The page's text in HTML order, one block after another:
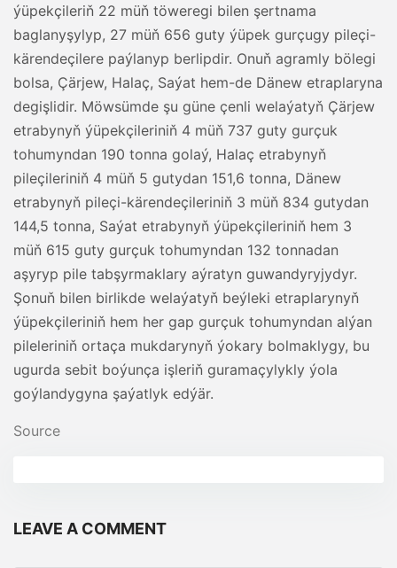
ýüpekçileriň 22 müň töweregi bilen şertnama
baglanyşylyp, 27 müň 656 guty ýüpek gurçugy pileçi-
kärendeçilere paýlanyp berlipdir. Onuň agramly bölegi
bolsa, Çärjew, Halaç, Saýat hem-de Dänew etraplaryna
degişlidir. Möwsümde şu güne çenli welaýatyň Çärjew
etrabynyň ýüpekçileriniň 4 müň 737 guty gurçuk
tohumyndan 190 tonna golaý, Halaç etrabynyň
pileçileriniň 4 müň 5 gutydan 151,6 tonna, Dänew
etrabynyň pileçi-kärendeçileriniň 3 müň 834 gutydan
144,5 tonna, Saýat etrabynyň ýüpekçileriniň hem 3
müň 615 guty gurçuk tohumyndan 132 tonnadan
aşyryp pile tabşyrmaklary aýratyn guwandyryjydyr.
Şonuň bilen birlikde welaýatyň beýleki etraplarynyň
ýüpekçileriniň hem her gap gurçuk tohumyndan alýan
pileleriniň ortaça mukdarynyň ýokary bolmaklygy, bu
ugurda sebit boýunça işleriň guramaçylykly ýola
goýlandygyna şaýatlyk edýär.
Source
LEAVE A COMMENT